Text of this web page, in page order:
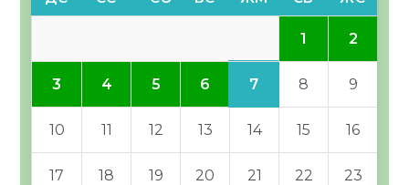
1 2
3 4 5 6 7 8 9
10 11 12 13 14 15 16
17 18 19 20 21 22 23